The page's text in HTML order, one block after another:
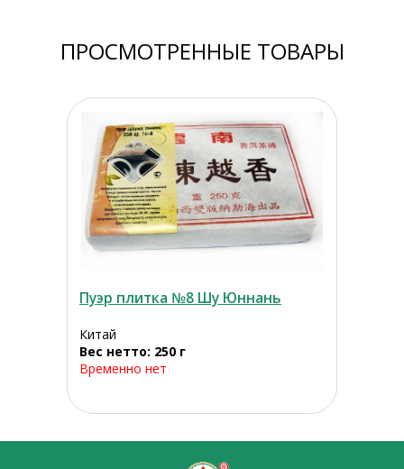
ПРОСМОТРЕННЫЕ ТОВАРЫ
Пуэр плитка №8 Шу Юннань
Китай
Вес нетто: 250 г
Временно нет